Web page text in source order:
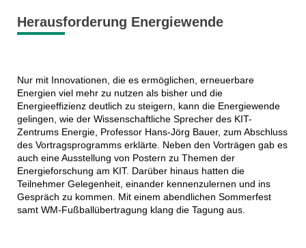
Herausforderung Energiewende
Nur mit Innovationen, die es ermöglichen, erneuerbare
Energien viel mehr zu nutzen als bisher und die
Energieeffizienz deutlich zu steigern, kann die Energiewende
gelingen, wie der Wissenschaftliche Sprecher des KIT-
Zentrums Energie, Professor Hans-Jörg Bauer, zum Abschluss
des Vortragsprogramms erklärte. Neben den Vorträgen gab es
auch eine Ausstellung von Postern zu Themen der
Energieforschung am KIT. Darüber hinaus hatten die
Teilnehmer Gelegenheit, einander kennenzulernen und ins
Gespräch zu kommen. Mit einem abendlichen Sommerfest
samt WM-Fußballübertragung klang die Tagung aus.